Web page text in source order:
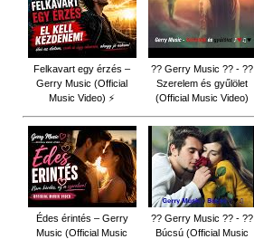
Felkavart egy érzés –
Gerry Music (Official
Music Video) ⚡
?? Gerry Music ?? - ??
Szerelem és gyűlölet
(Official Music Video)
Édes érintés – Gerry
Music (Official Music
?? Gerry Music ?? - ??
Búcsú (Official Music